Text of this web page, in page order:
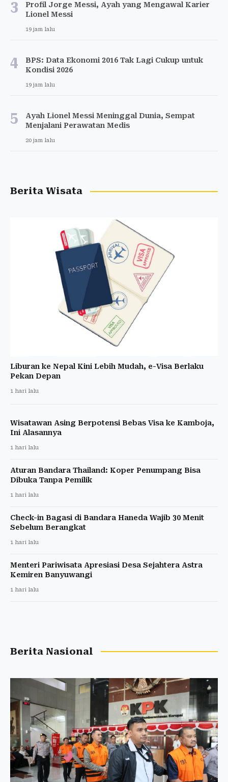
3
Profil Jorge Messi, Ayah yang Mengawal Karier
Lionel Messi
19 jam lalu
4
BPS: Data Ekonomi 2016 Tak Lagi Cukup untuk
Kondisi 2026
19 jam lalu
5
Ayah Lionel Messi Meninggal Dunia, Sempat
Menjalani Perawatan Medis
20 jam lalu
Berita Wisata
Liburan ke Nepal Kini Lebih Mudah, e-Visa Berlaku
Pekan Depan
1 hari lalu
Wisatawan Asing Berpotensi Bebas Visa ke Kamboja,
Ini Alasannya
1 hari lalu
Aturan Bandara Thailand: Koper Penumpang Bisa
Dibuka Tanpa Pemilik
1 hari lalu
Check-in Bagasi di Bandara Haneda Wajib 30 Menit
Sebelum Berangkat
1 hari lalu
Menteri Pariwisata Apresiasi Desa Sejahtera Astra
Kemiren Banyuwangi
1 hari lalu
Berita Nasional